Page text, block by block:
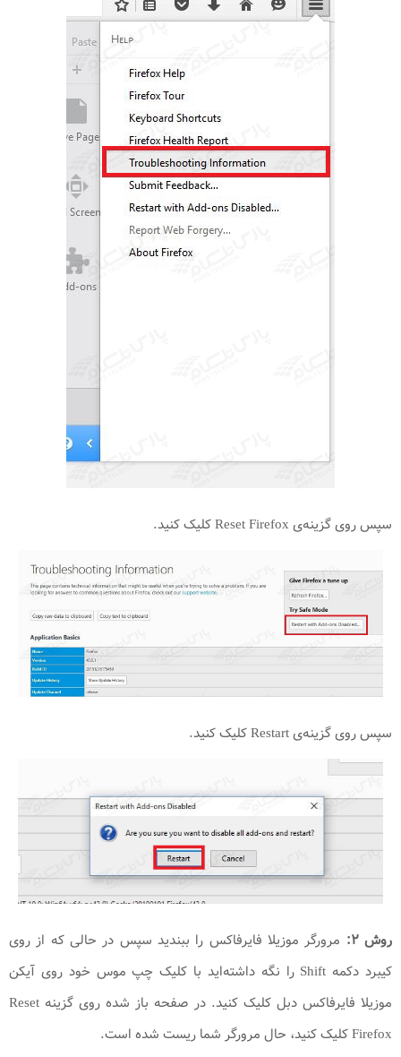
سپس روی گزینه‌ی Reset Firefox کلیک کنید.
سپس روی گزینه‌ی Restart کلیک کنید.
روش ۲:
مرورگر موزیلا فایرفاکس را ببندید سپس در حالی که از روی
کیبرد دکمه Shift را نگه داشته‌اید با کلیک چپ موس خود روی آیکن
موزیلا فایرفاکس دبل کلیک کنید. در صفحه باز شده روی گزینه Reset
Firefox کلیک کنید، حال مرورگر شما ریست شده است.